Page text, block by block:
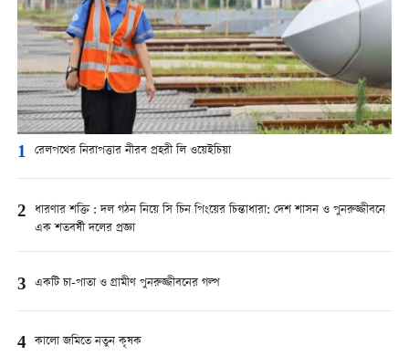
1 রেলপথের নিরাপত্তার নীরব প্রহরী লি ওয়েইচিয়া
2 ধারণার শক্তি : দল গঠন নিয়ে সি চিন পিংয়ের চিন্তাধারা: দেশ শাসন ও পুনরুজ্জীবনে
এক শতবর্ষী দলের প্রজ্ঞা
3 একটি চা-পাতা ও গ্রামীণ পুনরুজ্জীবনের গল্প
4 কালো জমিতে নতুন কৃষক